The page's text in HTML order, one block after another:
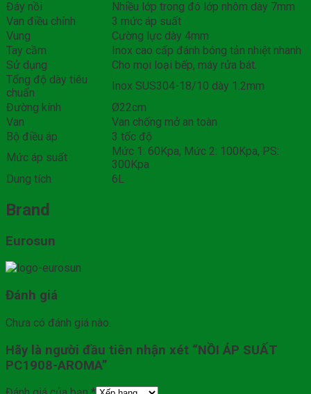
Đáy nồi
Nhiều lớp trong đó lớp nhôm dày 7mm
Van điều chỉnh
3 mức áp suất
Vung
Cường lực dày 4mm
Tay cầm
Inox cao cấp đánh bóng tản nhiệt nhanh
Sử dụng
Cho mọi loại bếp, máy rửa bát.
Tổng độ dày tiêu
chuẩn
Inox SUS304-18/10 dày 1.2mm
Đường kính
Ø22cm
Van
Van chống mở an toàn
Bộ điều áp
3 tốc độ
Mức áp suất
Mức 1: 60Kpa, Mức 2: 100Kpa, PS:
300Kpa
Dung tích
6L
Brand
Eurosun
Đánh giá
Chưa có đánh giá nào.
Hãy là người đầu tiên nhận xét “NỒI ÁP SUẤT
PC1908-AROMA”